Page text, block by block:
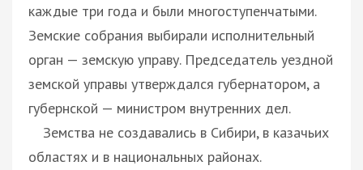
каждые три года и были многоступенчатыми.
Земские собрания выбирали исполнительный
орган — земскую управу. Председатель уездной
земской управы утверждался губернатором, а
губернской — министром внутренних дел.
Земства не создавались в Сибири, в казачьих
областях и в национальных районах.